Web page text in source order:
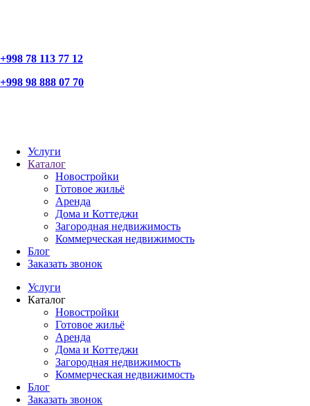
+998 78 113 77 12
+998 98 888 07 70
Услуги
Каталог
Новостройки
Готовое жильё
Аренда
Дома и Коттеджи
Загородная недвижимость
Коммерческая недвижимость
Блог
Заказать звонок
Услуги
Каталог
Новостройки
Готовое жильё
Аренда
Дома и Коттеджи
Загородная недвижимость
Коммерческая недвижимость
Блог
Заказать звонок